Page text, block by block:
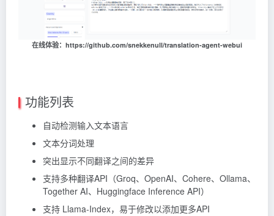
在线体验：https://github.com/snekkenull/translation-agent-webui
功能列表
自动检测输入文本语言
文本分词处理
突出显示不同翻译之间的差异
支持多种翻译API（Groq、OpenAI、Cohere、Ollama、
Together AI、Huggingface Inference API）
支持 Llama-Index，易于修改以添加更多API